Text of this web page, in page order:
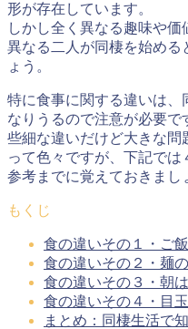
形が存在しています。
しかし全く異なる趣味や
異なる二人が同棲を始める
ょう。
特に食事に関する違いは、
なりうるので注意が必要で
些細な違いだけど大きな問
って色々ですが、下記では
参考までに覚えておきまし
もくじ
食の違いその１・ご
食の違いその２・麺
食の違いその３・朝
食の違いその４・目
まとめ：同棲生活で